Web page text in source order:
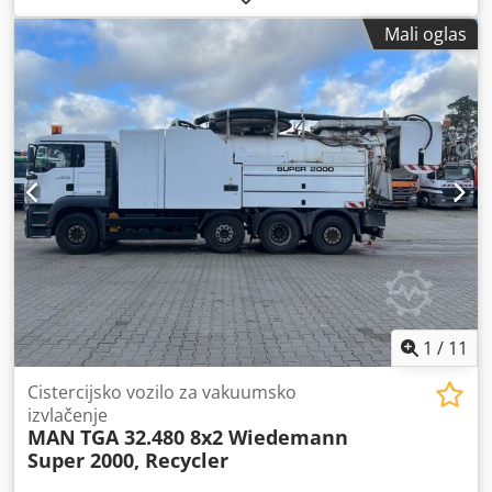
Deutz, broj mašine/vozila:WSXCZ20200TD10041, Oprema:
kabina, klima uređaj, prednji priključni vratilo , TTV
transmisija Dksdpfeyalwtex Ai Usr Vešanje prednje osovine
i kabine Prednji trozglob sa PTO
Mali oglas
1 / 11
Cistercijsko vozilo za vakuumsko
izvlačenje
MAN TGA 32.480 8x2 Wiedemann
Super 2000, Recycler